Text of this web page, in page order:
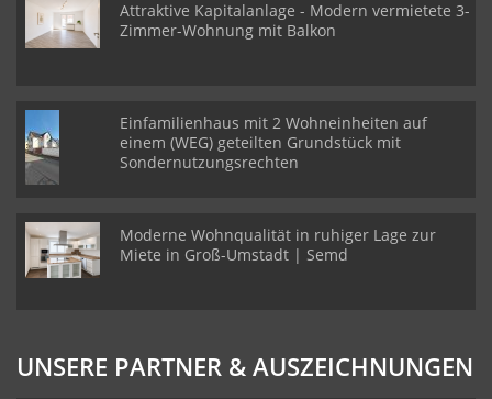
Attraktive Kapitalanlage - Modern vermietete 3-
Zimmer-Wohnung mit Balkon
Einfamilienhaus mit 2 Wohneinheiten auf
einem (WEG) geteilten Grundstück mit
Sondernutzungsrechten
Moderne Wohnqualität in ruhiger Lage zur
Miete in Groß-Umstadt | Semd
UNSERE PARTNER & AUSZEICHNUNGEN